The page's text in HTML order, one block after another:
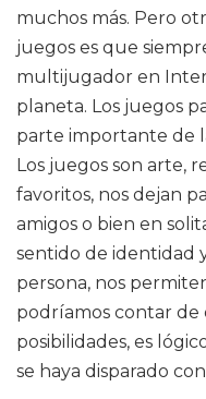
muchos más. Pero
juegos es que
multijugador en
planeta. Los juegos
parte importante de
Los juegos son arte,
favoritos, nos dejan
amigos o bien en
sentido de identidad
persona, nos
podríamos contar de
posibilidades, es
se haya disparado